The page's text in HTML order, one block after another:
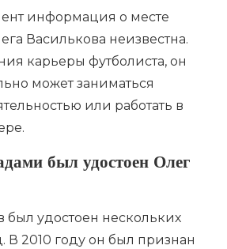
информация о месте
Василькова неизвестна.
карьеры футболиста, он
может заниматься
или работать в
был удостоен Олег
был удостоен нескольких
В 2010 году он был признан